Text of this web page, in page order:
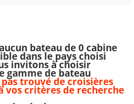
bateau de 0 cabine
dans le pays choisi
invitons à choisir
gamme de bateau
trouvé de croisières
vos critères de recherche